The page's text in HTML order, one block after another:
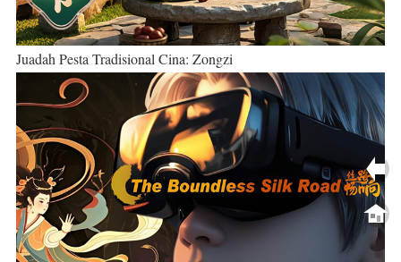
Juadah Pesta Tradisional Cina: Zongzi